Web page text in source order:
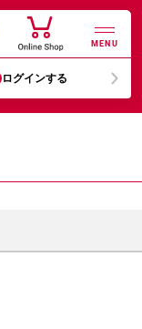
MENU
ログインする